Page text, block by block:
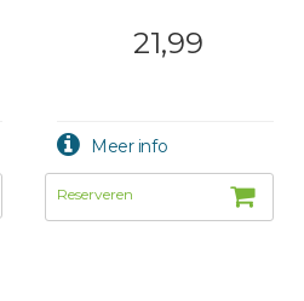
21,99